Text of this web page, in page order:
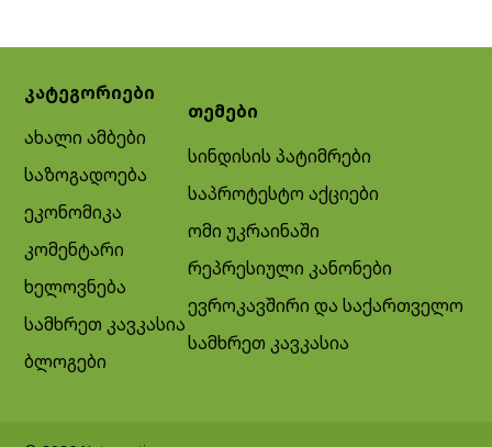
კატეგორიები
ახალი ამბები
საზოგადოება
ეკონომიკა
კომენტარი
ხელოვნება
სამხრეთ კავკასია
ბლოგები
თემები
სინდისის პატიმრები
საპროტესტო აქციები
ომი უკრაინაში
რეპრესიული კანონები
ევროკავშირი და საქართველო
სამხრეთ კავკასია